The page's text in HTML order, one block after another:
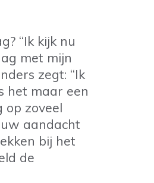
“Ik kijk nu
met mijn
zegt: “Ik
het maar een
op zoveel
aandacht
bij het
de